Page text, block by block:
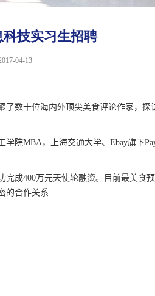
科技实习生招聘
04-13
了数十位海内外顶尖美食评论作家，探
学院MBA，上海交通大学、 Ebay旗下
完成400万元天使轮融资。目前最美食
的合作关系